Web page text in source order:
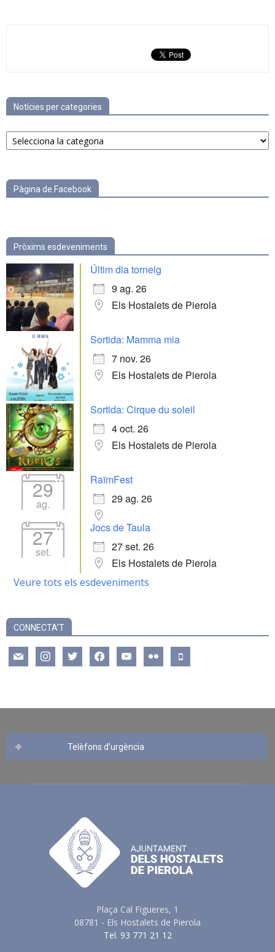
Notícies per categories
Notícies
per
Pàgina de Facebook
Pròxims esdeveniments
Últim dia torneig
9 ag. 26
Els Hostalets de Pierola
Sortida: Mamma mia
7 nov. 26
Els Hostalets de Pierola
Sortida: Cirque du soleil
4 oct. 26
Els Hostalets de Pierola
29
ag.
RaïmFest
29 ag. 26
27
set.
Jocs de Taula
27 set. 26
Els Hostalets de Pierola
Veure tots els esdeveniments
CONNECTA’T
mail instagramtwitter facebookyoutube flickr mobile
Telèfons d’urgència
Plaça Cal Figueres, 1
08781 - Els Hostalets de Pierola
Tel. 93 771 21 12